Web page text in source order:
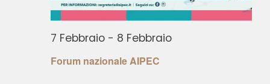
Forum nazionale AIPEC
7 Febbraio - 8 Febbraio